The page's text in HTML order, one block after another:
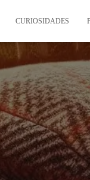
CURIOSIDADES